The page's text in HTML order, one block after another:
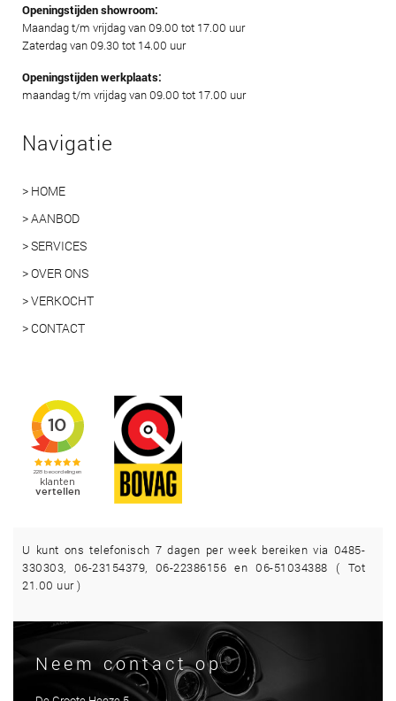
Openingstijden showroom:
Maandag t/m vrijdag van 09.00 tot 17.00 uur
Zaterdag van 09.30 tot 14.00 uur
Openingstijden werkplaats:
maandag t/m vrijdag van 09.00 tot 17.00 uur
Navigatie
> HOME
> AANBOD
> SERVICES
> OVER ONS
> VERKOCHT
> CONTACT
U kunt ons telefonisch 7 dagen per week bereiken via 0485-
330303, 06-23154379, 06-22386156 en 06-51034388 ( Tot
21.00 uur )
Neem contact op